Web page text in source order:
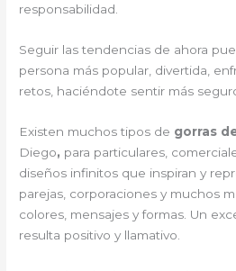
responsabilidad.
Seguir las tendencias de ahora
persona más popular, divertida,
retos, haciéndote sentir más
Existen muchos tipos de gorras
Diego, para particulares,
diseños infinitos que inspiran y
parejas, corporaciones y muchos
colores, mensajes y formas. Un
resulta positivo y llamativo.